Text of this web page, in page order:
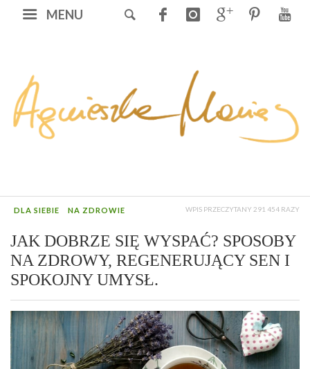
MENU
DLA SIEBIE NA ZDROWIE WPIS PRZECZYTANY 291 454 RAZY
JAK DOBRZE SIĘ WYSPAĆ? SPOSOBY
NA ZDROWY, REGENERUJĄCY SEN I
SPOKOJNY UMYSŁ.